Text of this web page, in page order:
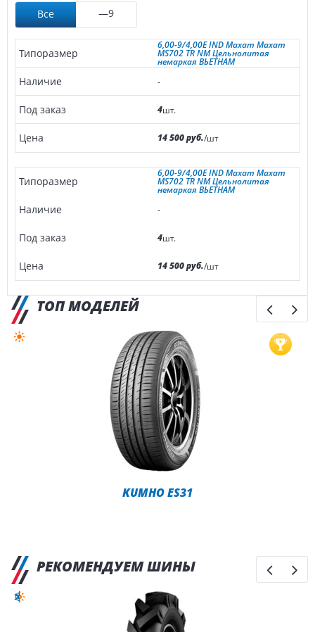
Все —9
6,00-9/4,00E IND Maxam Maxam
MS702 TR NM Цельнолитая
немаркая ВЬЕТНАМ
-
4шт.
14 500 руб./шт
6,00-9/4,00E IND Maxam Maxam
MS702 TR NM Цельнолитая
немаркая ВЬЕТНАМ
-
4шт.
14 500 руб./шт
ТОП МОДЕЛЕЙ
KUMHO ES31
РЕКОМЕНДУЕМ ШИНЫ